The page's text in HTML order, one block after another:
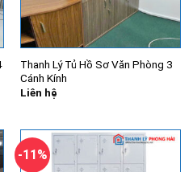
Thanh Lý Tủ Hồ Sơ Văn Phòng 3
Cánh Kính
Liên hệ
-11%